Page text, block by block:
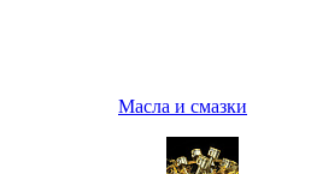
Масла и смазки